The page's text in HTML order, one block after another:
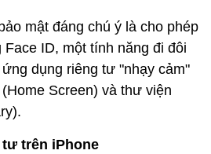
mật đáng chú ý là cho phép
ID, một tính năng đi đôi
dụng riêng tư "nhạy cảm"
Screen) và thư viện
trên iPhone